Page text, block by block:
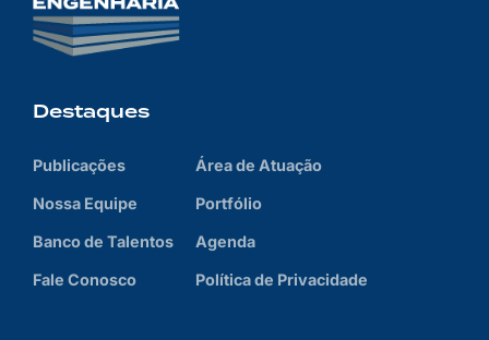
Destaques
Publicações
Nossa Equipe
Banco de Talentos
Fale Conosco
Área de Atuação
Portfólio
Agenda
Política de Privacidade